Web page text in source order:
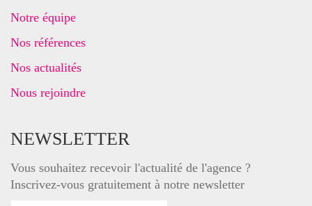
Notre équipe
Nos références
Nos actualités
Nous rejoindre
NEWSLETTER
Vous souhaitez recevoir l'actualité de l'agence ?
Inscrivez-vous gratuitement à notre newsletter